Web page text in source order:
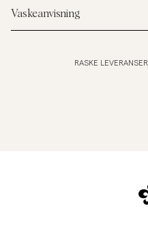
Vaskeanvisning
RASKE LEVERANSER